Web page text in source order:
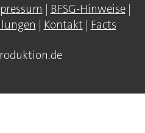
| BFSG-Hinweise|
| Kontakt| Facts